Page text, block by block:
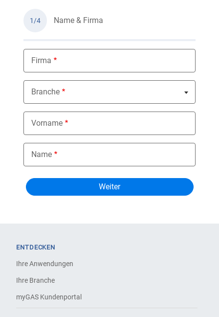
1/4 Name & Firma
Firma
Branche
Nothing selected
Vorname
Name
ENTDECKEN
Ihre Anwendungen
Ihre Branche
myGAS Kundenportal